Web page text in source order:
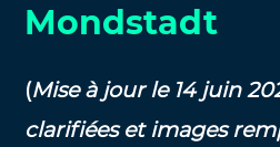
Mondstadt
(Mise à jour le 14 juin
clarifiées et images